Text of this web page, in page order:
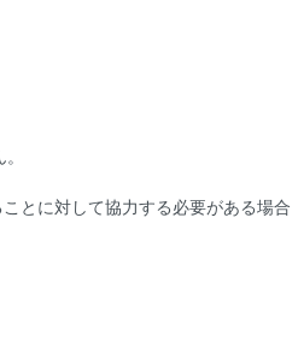
とに対して協力する必要がある場合